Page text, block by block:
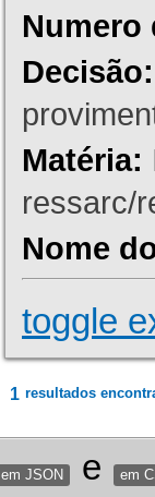
Numero
Decisão:
Matéria:
ressarc/
Nome
toggle
1 resultados
em JSON e em